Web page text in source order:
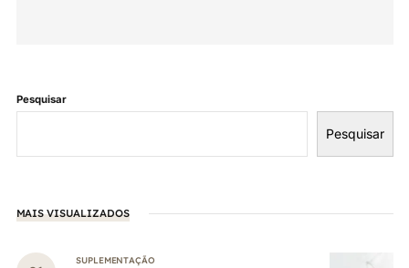
Pesquisar
Pesquisar
MAIS VISUALIZADOS
SUPLEMENTAÇÃO